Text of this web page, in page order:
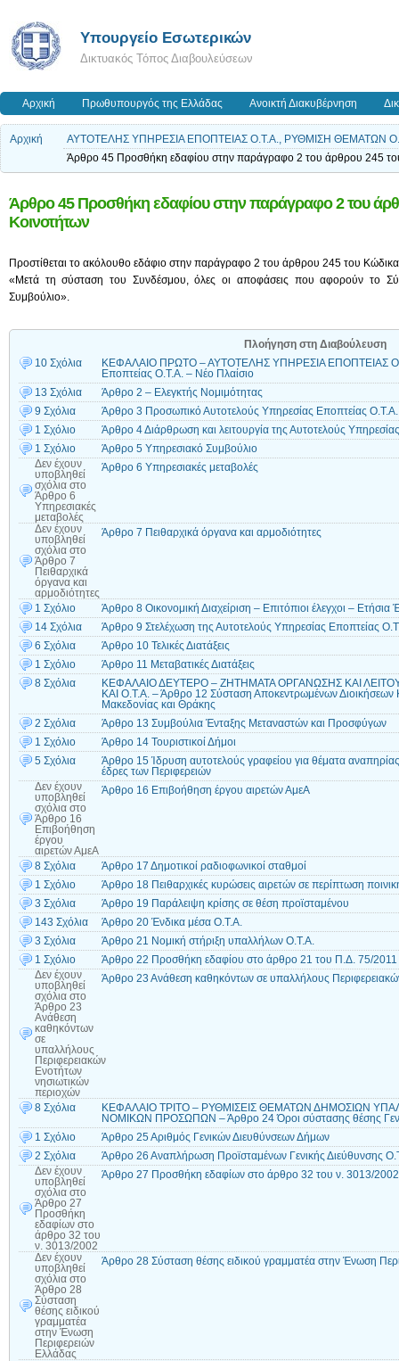
Υπουργείο Εσωτερικών
Δικτυακός Τόπος Διαβουλεύσεων
Αρχική Πρωθυπουργός της Ελλάδας Ανοικτή Διακυβέρνηση
Αρχική
ΑΥΤΟΤΕΛΗΣ ΥΠΗΡΕΣΙΑ ΕΠΟΠΤΕΙΑΣ Ο.Τ.Α., ΡΥΘΜΙΣΗ ΘΕΜΑΤΩΝ
Άρθρο 45 Προσθήκη εδαφίου στην παράγραφο 2 του άρθρου 245
Άρθρο 45 Προσθήκη εδαφίου στην παράγραφο 2 του
Κοινοτήτων
Προστίθεται το ακόλουθο εδάφιο στην παράγραφο 2 του άρθρου 245 του
«Μετά τη σύσταση του Συνδέσμου, όλες οι αποφάσεις που αφορούν το
Συμβούλιο».
Πλοήγηση στη Διαβούλευση
10 Σχόλια
ΚΕΦΑΛΑΙΟ ΠΡΩΤΟ – ΑΥΤΟΤΕΛΗΣ ΥΠΗΡΕΣΙΑ ΕΠΟΠΤΕΙΑΣ
Εποπτείας Ο.Τ.Α. – Νέο Πλαίσιο
13 Σχόλια
Άρθρο 2 – Ελεγκτής Νομιμότητας
9 Σχόλια
Άρθρο 3 Προσωπικό Αυτοτελούς Υπηρεσίας Εποπτείας Ο.Τ.Α.
1 Σχόλιο
Άρθρο 4 Διάρθρωση και λειτουργία της Αυτοτελούς
1 Σχόλιο
Άρθρο 5 Υπηρεσιακό Συμβούλιο
Δεν έχουν
υποβληθεί
σχόλια στο
Άρθρο 6
Υπηρεσιακές
μεταβολές
Άρθρο 6 Υπηρεσιακές μεταβολές
Δεν έχουν
υποβληθεί
σχόλια στο
Άρθρο 7
Πειθαρχικά
όργανα και
αρμοδιότητες
Άρθρο 7 Πειθαρχικά όργανα και αρμοδιότητες
1 Σχόλιο
Άρθρο 8 Οικονομική Διαχείριση – Επιτόπιοι έλεγχοι – Ετήσια
14 Σχόλια
Άρθρο 9 Στελέχωση της Αυτοτελούς Υπηρεσίας Εποπτείας
6 Σχόλια
Άρθρο 10 Τελικές Διατάξεις
1 Σχόλιο
Άρθρο 11 Μεταβατικές Διατάξεις
8 Σχόλια
ΚΕΦΑΛΑΙΟ ΔΕΥΤΕΡΟ – ΖΗΤΗΜΑΤΑ ΟΡΓΑΝΩΣΗΣ ΚΑΙ
ΚΑΙ Ο.Τ.Α. – Άρθρο 12 Σύσταση Αποκεντρωμένων Διοικήσεων
Μακεδονίας και Θράκης
2 Σχόλια
Άρθρο 13 Συμβούλια Ένταξης Μεταναστών και Προσφύγων
1 Σχόλιο
Άρθρο 14 Τουριστικοί Δήμοι
5 Σχόλια
Άρθρο 15 Ίδρυση αυτοτελούς γραφείου για θέματα
έδρες των Περιφερειών
Δεν έχουν
υποβληθεί
σχόλια στο
Άρθρο 16
Επιβοήθηση
έργου
αιρετών ΑμεΑ
Άρθρο 16 Επιβοήθηση έργου αιρετών ΑμεΑ
8 Σχόλια
Άρθρο 17 Δημοτικοί ραδιοφωνικοί σταθμοί
1 Σχόλιο
Άρθρο 18 Πειθαρχικές κυρώσεις αιρετών σε περίπτωση
3 Σχόλια
Άρθρο 19 Παράλειψη κρίσης σε θέση προϊσταμένου
143 Σχόλια
Άρθρο 20 Ένδικα μέσα Ο.Τ.Α.
3 Σχόλια
Άρθρο 21 Νομική στήριξη υπαλλήλων Ο.Τ.Α.
1 Σχόλιο
Άρθρο 22 Προσθήκη εδαφίου στο άρθρο 21 του Π.Δ. 75/2011
Δεν έχουν
υποβληθεί
σχόλια στο
Άρθρο 23
Ανάθεση
καθηκόντων
σε
υπαλλήλους
Περιφερειακών
Ενοτήτων
νησιωτικών
περιοχών
Άρθρο 23 Ανάθεση καθηκόντων σε υπαλλήλους
8 Σχόλια
ΚΕΦΑΛΑΙΟ ΤΡΙΤΟ – ΡΥΘΜΙΣΕΙΣ ΘΕΜΑΤΩΝ ΔΗΜΟΣΙΩΝ
ΝΟΜΙΚΩΝ ΠΡΟΣΩΠΩΝ – Άρθρο 24 Όροι σύστασης θέσης
1 Σχόλιο
Άρθρο 25 Αριθμός Γενικών Διευθύνσεων Δήμων
2 Σχόλια
Άρθρο 26 Αναπλήρωση Προϊσταμένων Γενικής Διεύθυνσης
Δεν έχουν
υποβληθεί
σχόλια στο
Άρθρο 27
Προσθήκη
εδαφίων στο
άρθρο 32 του
ν. 3013/2002
Άρθρο 27 Προσθήκη εδαφίων στο άρθρο 32 του ν. 3013/2002
Δεν έχουν
υποβληθεί
σχόλια στο
Άρθρο 28
Σύσταση
θέσης ειδικού
γραμματέα
στην Ένωση
Περιφερειών
Ελλάδας
Άρθρο 28 Σύσταση θέσης ειδικού γραμματέα στην Ένωση